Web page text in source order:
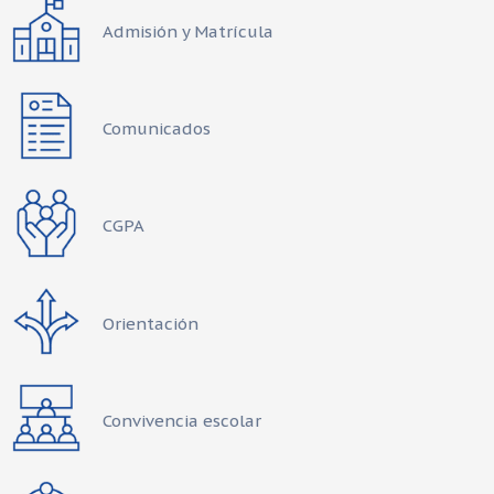
Admisión y Matrícula
Comunicados
CGPA
Orientación
Convivencia escolar